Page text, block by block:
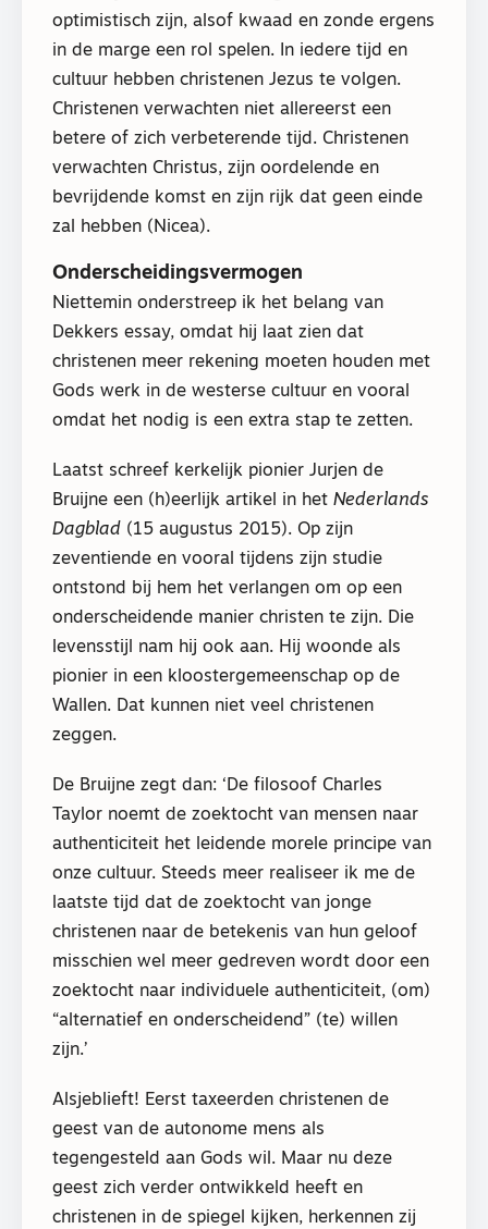
optimistisch zijn, alsof kwaad en zonde ergens
in de marge een rol spelen. In iedere tijd en
cultuur hebben christenen Jezus te volgen.
Christenen verwachten niet allereerst een
betere of zich verbeterende tijd. Christenen
verwachten Christus, zijn oordelende en
bevrijdende komst en zijn rijk dat geen einde
zal hebben (Nicea).
Onderscheidingsvermogen
Niettemin onderstreep ik het belang van
Dekkers essay, omdat hij laat zien dat
christenen meer rekening moeten houden met
Gods werk in de westerse cultuur en vooral
omdat het nodig is een extra stap te zetten.
Laatst schreef kerkelijk pionier Jurjen de
Bruijne een (h)eerlijk artikel in het Nederlands
Dagblad (15 augustus 2015). Op zijn
zeventiende en vooral tijdens zijn studie
ontstond bij hem het verlangen om op een
onderscheidende manier christen te zijn. Die
levensstijl nam hij ook aan. Hij woonde als
pionier in een kloostergemeenschap op de
Wallen. Dat kunnen niet veel christenen
zeggen.
De Bruijne zegt dan: ‘De filosoof Charles
Taylor noemt de zoektocht van mensen naar
authenticiteit het leidende morele principe van
onze cultuur. Steeds meer realiseer ik me de
laatste tijd dat de zoektocht van jonge
christenen naar de betekenis van hun geloof
misschien wel meer gedreven wordt door een
zoektocht naar individuele authenticiteit, (om)
“alternatief en onderscheidend” (te) willen
zijn.’
Alsjeblieft! Eerst taxeerden christenen de
geest van de autonome mens als
tegengesteld aan Gods wil. Maar nu deze
geest zich verder ontwikkeld heeft en
christenen in de spiegel kijken, herkennen zij